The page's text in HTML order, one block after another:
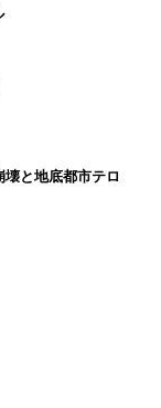
壊と地底都市テロ